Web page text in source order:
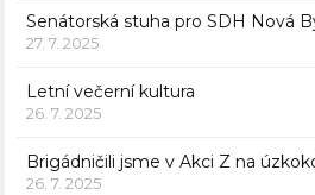
Senátorská stuha pro SDH Nová
27. 7. 2025
Letní večerní kultura
26. 7. 2025
Brigádničili jsme v Akci Z na
26. 7. 2025